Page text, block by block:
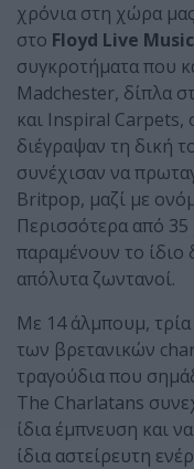
χρόνια στη χώρα
στο Floyd Live
συγκροτήματα που
Madchester, δίπλα
και Inspiral Carpets,
διέγραψαν τη δική
συνέχισαν να
Britpop, μαζί με
Περισσότερα από 35
παραμένουν το ίδιο
απόλυτα ζωντανοί.
Με 14 άλμπουμ,
των βρετανικών
τραγούδια που
The Charlatans
ίδια έμπνευση και
ίδια αστείρευτη